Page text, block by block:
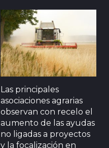
Las principales
asociaciones agrarias
observan con recelo el
aumento de las ayudas
no ligadas a proyectos
y la focalización en